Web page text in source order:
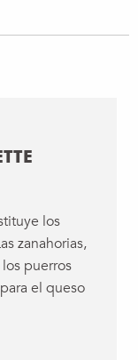
los
zanahorias,
puerros
el queso